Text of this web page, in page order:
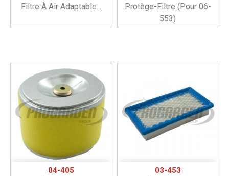
Filtre À Air Adaptable...
Protège-Filtre (pour 06-
553)
04-405 03-453